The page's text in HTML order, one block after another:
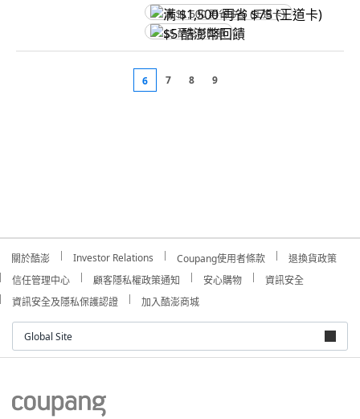
满 $1,500 再省 $75 (王道卡)
$5 酷澎幣回饋
6 7 8 9
關於酷澎 Investor Relations Coupang使用者條款
退換貨政策
信任管理中心
顧客隱私權政策通知 安心購物
資訊安全
資訊安全及隱私保護認證
加入酷澎商城
Global Site